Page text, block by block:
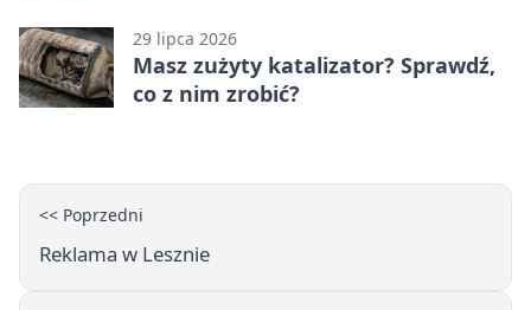
29 lipca 2026
Masz zużyty katalizator? Sprawdź,
co z nim zrobić?
<< Poprzedni
Reklama w Lesznie